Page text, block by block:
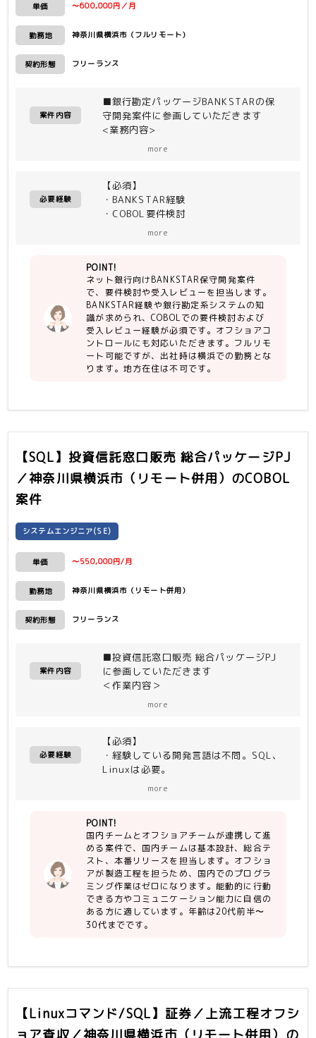
単価 〜600,000円／月
勤務地 神奈川県横浜市（フルリモート）
契約形態 フリーランス
案件内容
■銀行勘定パッケージBANKSTARの保
守開発案件に参画していただきます
<業務内容>
・要件検討、設計
・オフショアコントロール
more
必要経験
【必須】
・BANKSTAR経験
・COBOL要件検討
more
POINT!
ネット銀行向けBANKSTAR保守開発案件
で、要件検討や受入レビューを担当します。
BANKSTAR経験や銀行勘定系システムの知
識が求められ、COBOLでの要件検討および
受入レビュー経験が必須です。オフショアコ
ントロールにも対応いただきます。フルリモ
ート可能ですが、出社時は横浜での勤務とな
ります。地方在住は不可です。
【SQL】投資信託窓口販売 総合パッケージPJ
／神奈川県横浜市（リモート併用） のCOBOL
案件
システムエンジニア(SE)
単価 〜550,000円/月
勤務地 神奈川県横浜市（リモート併用）
契約形態 フリーランス
案件内容
■投資信託窓口販売 総合パッケージPJ
に参画していただきます
＜作業内容＞
ト、本番リリースになります。
詳細設計〜連結テスト工程はオフショア
作業となり、その際、国内はオフショア
による切り替え作業、問合せ対応、本番
障害対応、UAT/総合環境のABEND対応
をお願いする予定です。
オフショアが製造工程を担っている為、
国内でのプログラミング作業はゼロにな
ります。
※オフショア先はエンドユーザ様契約の
中国社
・OS：Linux
チ)、SQL、Shell、千手、FFFTP、
TeraTerm
more
必要経験
【必須】
・経験している開発言語は不問。SQL、
Linuxは必要。
・プログラミング作業が無くても大丈夫
な方
・開発経験は2年以上
【尚可】
・COBOL(ソースを読めると若干有利で
す)
・基本設計の経験（少しでも経験があれ
務等の経験
more
POINT!
国内チームとオフショアチームが連携して進
める案件で、国内チームは基本設計、総合テ
スト、本番リリースを担当します。オフショ
アが製造工程を担うため、国内でのプログラ
ミング作業はゼロになります。能動的に行動
できる方やコミュニケーション能力に自信の
ある方に適しています。年齢は20代前半〜
30代までです。
【Linuxコマンド/SQL】証券／上流工程オフシ
ョア査収／神奈川県横浜市（リモート併用） の